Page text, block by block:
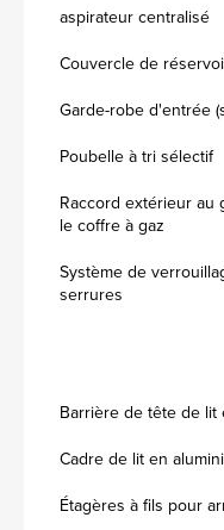
aspirateur centralisé
Couvercle de
Garde-robe d'entrée
Poubelle à tri sélectif
Raccord extérieur au
le coffre à gaz
Système de
serrures
Barrière de tête de lit
Cadre de lit en
Étagères à fils pour